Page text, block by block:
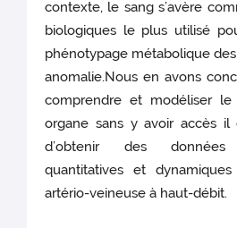
contexte, le sang s’avère
biologiques le plus utilisé
phénotypage métabolique
anomalie.Nous en avons
comprendre et modéliser le
organe sans y avoir accès il
d’obtenir des données
quantitatives et dynamiques
artério-veineuse à haut-débit.